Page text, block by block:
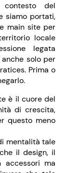
contesto del
siamo portati,
main site per
locale
legata
solo per
Prima o
è il cuore del
di crescita,
questo meno
mentalità tale
il design, il
accessori ma